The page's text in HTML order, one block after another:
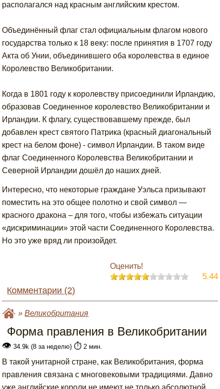
располагался над красным английским крестом.
Объединённый флаг стал официальным флагом нового
государства только к 18 веку: после принятия в 1707 году
Акта об Унии, объединившего оба королевства в единое
Королевство Великобритании.
Когда в 1801 году к королевству присоединили Ирландию,
образовав Соединенное королевство Великобритании и
Ирландии. К флагу, существовавшему прежде, был
добавлен крест святого Патрика (красный диагональный
крест на белом фоне) - символ Ирландии. В таком виде
флаг Соединенного Королевства Великобритании и
Северной Ирландии дошёл до наших дней.
Интересно, что некоторые граждане Уэльса призывают
поместить на это общее полотно и свой символ —
красного дракона – для того, чтобы избежать ситуации
«дискриминации» этой части Соединенного Королевства.
Но это уже вряд ли произойдет.
Оценить!
5.44
Комментарии (2)
»Великобритания
Форма правления в Великобритании
👁 34.9k (8 за неделю) ⏱️ 2 мин.
В такой унитарной стране, как Великобритания, форма
правления связана с многовековыми традициями. Давно
уже английские короли не имеют не только абсолютной,